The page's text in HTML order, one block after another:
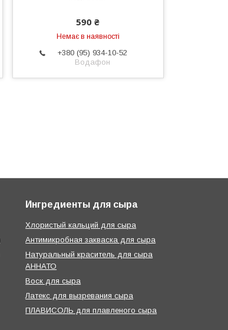
590 ₴
Немає в наявності
+380 (95) 934-10-52
Водафон
Ингредиенты для сыра
Хлористый кальций для сыра
Антимикробная закваска для сыра
Натуральный краситель для сыра
АННАТО
Воск для сыра
Латекс для вызревания сыра
ПЛАВИСОЛЬ для плавленого сыра